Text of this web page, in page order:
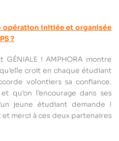
opération initiée et organisée
?
GÉNIALE ! AMPHORA montre
croit en chaque étudiant
volontiers sa confiance.
qu’on l’encourage dans ses
jeune étudiant demande !
merci à ces deux partenaires